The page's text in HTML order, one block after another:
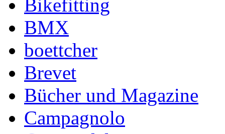
Bikefitting
BMX
boettcher
Brevet
Bücher und Magazine
Campagnolo